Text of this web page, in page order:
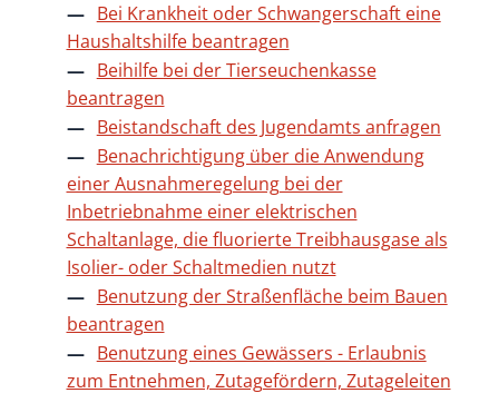
Bei Krankheit oder Schwangerschaft eine
Haushaltshilfe beantragen
Beihilfe bei der Tierseuchenkasse
beantragen
Beistandschaft des Jugendamts anfragen
Benachrichtigung über die Anwendung
einer Ausnahmeregelung bei der
Inbetriebnahme einer elektrischen
Schaltanlage, die fluorierte Treibhausgase als
Isolier- oder Schaltmedien nutzt
Benutzung der Straßenfläche beim Bauen
beantragen
Benutzung eines Gewässers - Erlaubnis
zum Entnehmen, Zutagefördern, Zutageleiten